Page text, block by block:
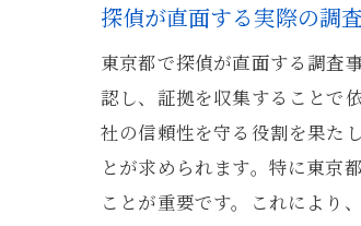
探偵が直面する実際の調
東京都で探偵が直面する調査
認し、証拠を収集することで
社の信頼性を守る役割を果た
とが求められます。特に東京
ことが重要です。これにより